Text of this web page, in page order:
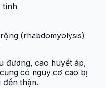
tính
(rhabdomyolysis)
đường, cao huyết áp,
có nguy cơ cao bị
đến thận.